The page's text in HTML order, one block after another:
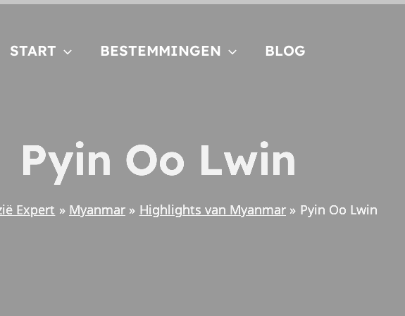
START BESTEMMINGEN BLOG
Pyin Oo Lwin
Expert Myanmar Highlights van Myanmar Pyin Oo Lwin